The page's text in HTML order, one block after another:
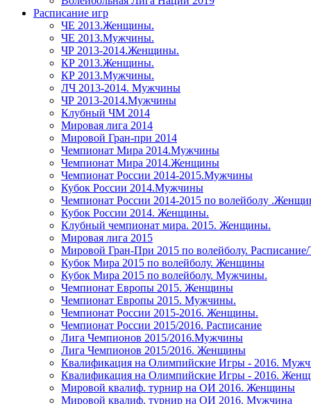
Расписание игр
ЧЕ 2013.Женщины.
ЧЕ 2013.Мужчины.
ЧР 2013-2014.Женщины.
КР 2013.Женщины.
КР 2013.Мужчины.
ЛЧ 2013-2014. Мужчины
ЧР 2013-2014.Мужчины
Клубный ЧМ 2014
Мировая лига 2014
Мировой Гран-при 2014
Чемпионат Мира 2014.Мужчины
Чемпионат Мира 2014.Женщины
Чемпионат России 2014-2015.Мужчины
Кубок России 2014.Мужчины
Чемпионат России 2014-2015 по волейболу
Кубок России 2014. Женщины.
Клубный чемпионат мира. 2015. Женщины.
Мировая лига 2015
Мировой Гран-При 2015 по волейболу.
Кубок Мира 2015 по волейболу. Женщины
Кубок Мира 2015 по волейболу. Мужчины.
Чемпионат Европы 2015. Женщины
Чемпионат Европы 2015. Мужчины.
Чемпионат России 2015-2016. Женщины.
Чемпионат России 2015/2016. Расписание
Лига Чемпионов 2015/2016.Мужчины
Лига Чемпионов 2015/2016. Женщины
Квалификация на Олимпийские Игры - 2016.
Квалификация на Олимпийские Игры - 2016.
Мировой квалиф. турнир на ОИ 2016. Женщины
Мировой квалиф. турнир на ОИ 2016. Мужчина